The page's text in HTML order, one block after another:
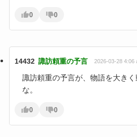
0 0
14432 諏訪頼重の予言 2026-03-28 4:06
諏訪頼重の予言が、物語を大き
な。
0 0